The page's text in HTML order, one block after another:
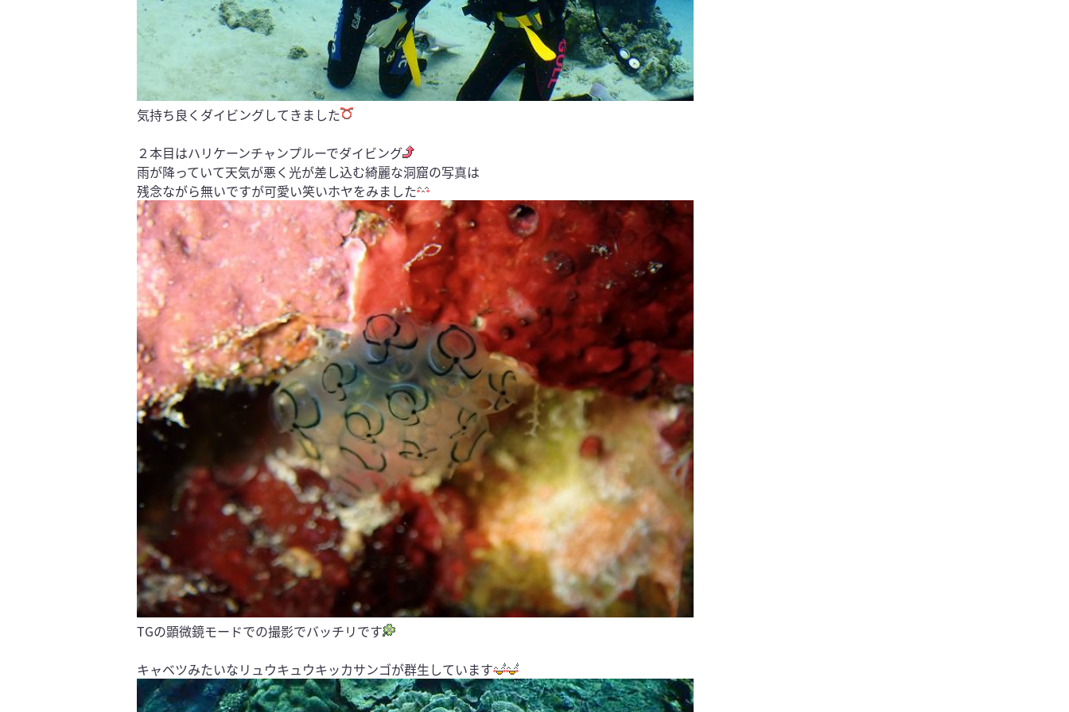
気持ち良くダイビングしてきました
２本目はハリケーンチャンプルーでダイビング
雨が降っていて天気が悪く光が差し込む綺麗な洞窟の写真は
残念ながら無いですが可愛い笑いホヤをみました
TGの顕微鏡モードでの撮影でバッチリです
キャベツみたいなリュウキュウキッカサンゴが群生しています